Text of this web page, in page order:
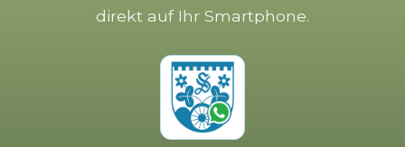
direkt auf Ihr Smartphone.